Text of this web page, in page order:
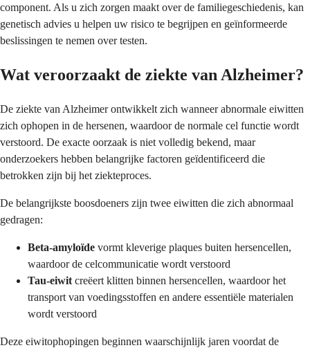
component. Als u zich zorgen maakt over de familiegeschiedenis, kan
genetisch advies u helpen uw risico te begrijpen en geïnformeerde
beslissingen te nemen over testen.
Wat veroorzaakt de ziekte van Alzheimer?
De ziekte van Alzheimer ontwikkelt zich wanneer abnormale eiwitten
zich ophopen in de hersenen, waardoor de normale cel functie wordt
verstoord. De exacte oorzaak is niet volledig bekend, maar
onderzoekers hebben belangrijke factoren geïdentificeerd die
betrokken zijn bij het ziekteproces.
De belangrijkste boosdoeners zijn twee eiwitten die zich abnormaal
gedragen:
Beta-amyloïde vormt kleverige plaques buiten hersencellen,
waardoor de celcommunicatie wordt verstoord
Tau-eiwit creëert klitten binnen hersencellen, waardoor het
transport van voedingsstoffen en andere essentiële materialen
wordt verstoord
Deze eiwitophopingen beginnen waarschijnlijk jaren voordat de